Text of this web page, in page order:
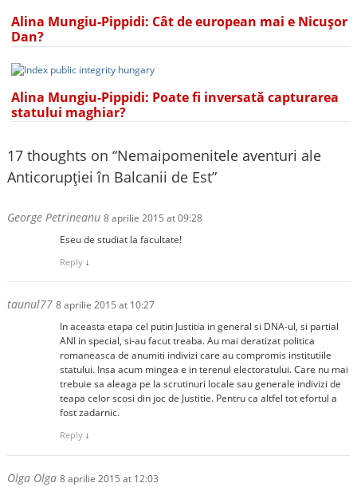
Alina Mungiu-Pippidi: Cât de european mai e Nicușor
Dan?
Alina Mungiu-Pippidi: Poate fi inversată capturarea
statului maghiar?
17 thoughts on “Nemaipomenitele aventuri ale
Anticorupției în Balcanii de Est”
George Petrineanu 8 aprilie 2015 at 09:28
Eseu de studiat la facultate!
Reply ↓
taunul77 8 aprilie 2015 at 10:27
In aceasta etapa cel putin Justitia in general si DNA-ul, si partial
ANI in special, si-au facut treaba. Au mai deratizat politica
romaneasca de anumiti indivizi care au compromis institutiile
statului. Insa acum mingea e in terenul electoratului. Care nu mai
trebuie sa aleaga pe la scrutinuri locale sau generale indivizi de
teapa celor scosi din joc de Justitie. Pentru ca altfel tot efortul a
fost zadarnic.
Reply ↓
Olga Olga 8 aprilie 2015 at 12:03